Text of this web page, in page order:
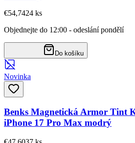
€54,7424 ks
Objednejte do 12:00 - odeslání pondělí
Do košíku
Novinka
Benks Magnetická Armor Tint
iPhone 17 Pro Max modrý